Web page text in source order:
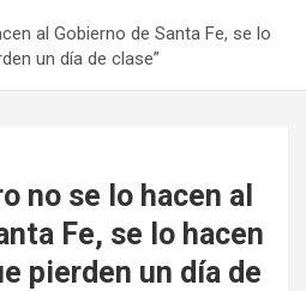
al Gobierno de Santa Fe, se lo
un día de clase”
no se lo hacen al
Fe, se lo hacen
pierden un día de